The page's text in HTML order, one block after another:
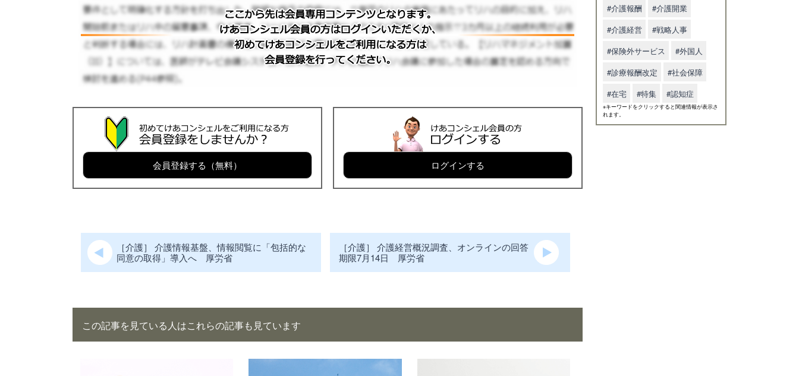
会員登録する（無料） ログインする
［介護］ 介護情報基盤、情報閲覧に「包括的な
同意の取得」導入へ 厚労省
［介護］ 介護経営概況調査、オンラインの回答
期限7月14日 厚労省
この記事を見ている人はこれらの記事も見ています
#介護報酬
#介護開業
#介護経営
#戦略人事
#保険外サービス
#外国人
#診療報酬改定
#社会保障
#在宅
#特集 #認知症
※キーワードをクリックすると関連情報が表示さ
れます。